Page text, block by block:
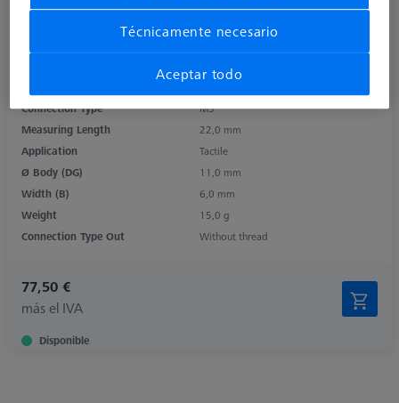
40,0 mm
Connection Type
M5
Measuring Length
22,0 mm
Application
Tactile
Ø Body (DG)
11,0 mm
Width (B)
6,0 mm
Weight
15,0 g
Connection Type Out
Without thread
77,50 €
más el IVA
Disponible
Técnicamente necesario
Aceptar todo